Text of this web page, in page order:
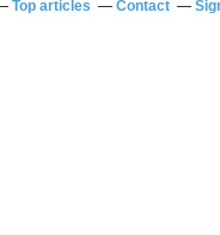
Top articles Contact